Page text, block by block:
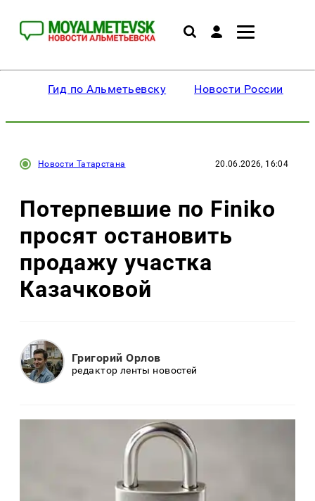
Гид по Альметьевску Новости России
Новости Татарстана 20.06.2026, 16:04
Потерпевшие по Finiko
просят остановить
продажу участка
Казачковой
Григорий Орлов
редактор ленты новостей